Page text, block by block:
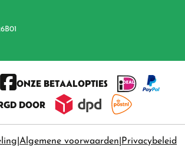
ONZE BETAALOPTIES
DOOR
Algemene voorwaarden Privacybeleid